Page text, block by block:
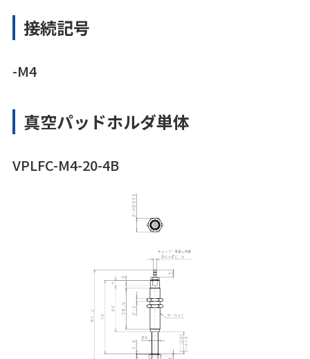
接続記号
-M4
真空パッドホルダ単体
VPLFC-M4-20-4B